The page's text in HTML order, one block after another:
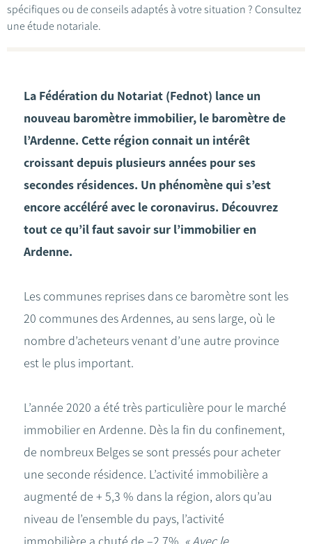
spécifiques ou de conseils adaptés à votre situation ? Consultez
une étude notariale.
La Fédération du Notariat (Fednot) lance un
nouveau baromètre immobilier, le baromètre de
l’Ardenne. Cette région connait un intérêt
croissant depuis plusieurs années pour ses
secondes résidences. Un phénomène qui s’est
encore accéléré avec le coronavirus. Découvrez
tout ce qu’il faut savoir sur l’immobilier en
Ardenne.
Les communes reprises dans ce baromètre sont les
20 communes des Ardennes, au sens large, où le
nombre d’acheteurs venant d’une autre province
est le plus important.
L’année 2020 a été très particulière pour le marché
immobilier en Ardenne. Dès la fin du confinement,
de nombreux Belges se sont pressés pour acheter
une seconde résidence. L’activité immobilière a
augmenté de + 5,3 % dans la région, alors qu’au
niveau de l’ensemble du pays, l’activité